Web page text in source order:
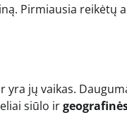
Pirmiausia reikėtų
jų vaikas.
siūlo ir